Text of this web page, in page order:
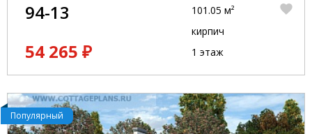
94-13
54 265 ₽
101.05 м²
кирпич
1 этаж
Популярный